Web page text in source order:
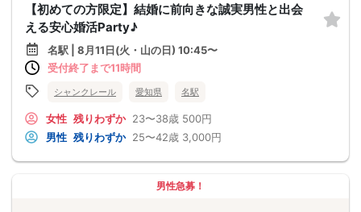
【初めての方限定】結婚に前向きな誠実男性と出会
える安心婚活Party♪
名駅 | 8月11日(火・山の日) 10:45〜
受付終了まで11時間
シャンクレール 愛知県 名駅
女性 残りわずか 23〜38歳 500円
男性 残りわずか 25〜42歳 3,000円
男性急募！